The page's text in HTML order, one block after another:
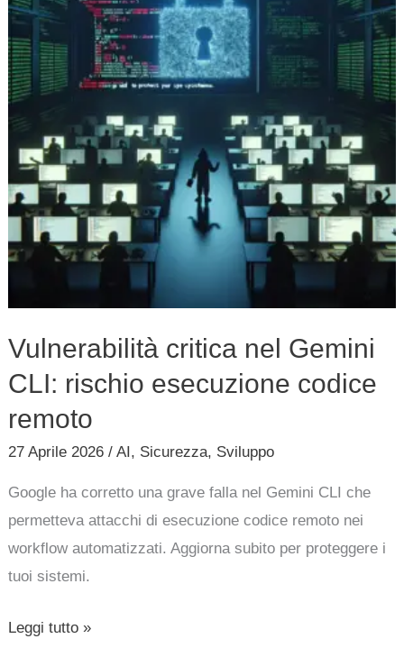
Vulnerabilità critica nel Gemini
CLI: rischio esecuzione codice
remoto
27 Aprile 2026/AI , Sicurezza, Sviluppo
Google ha corretto una grave falla nel Gemini CLI che
permetteva attacchi di esecuzione codice remoto nei
workflow automatizzati. Aggiorna subito per proteggere i
tuoi sistemi.
Gemini
CLI:
rischio
esecuzione
codice
remoto
Leggi tutto »